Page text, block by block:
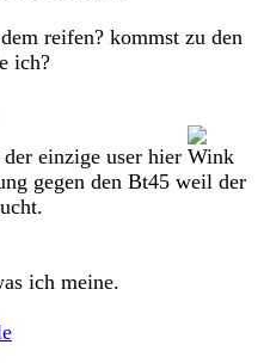
reifen? kommst zu den
ich?
einzige user hier
gegen den Bt45 weil der
ich meine.